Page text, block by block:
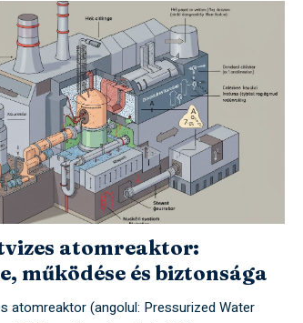
atomreaktor:
működése és biztonsága
atomreaktor (angolul: Pressurized Water